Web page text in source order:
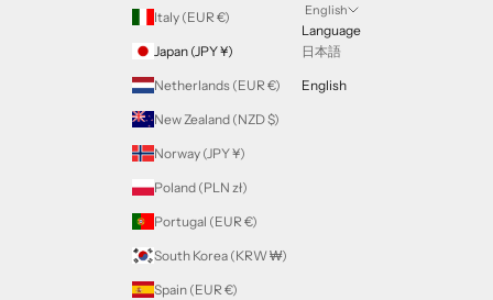
Italy (EUR €)
Japan (JPY ¥)
Netherlands (EUR €)
New Zealand (NZD $)
Norway (JPY ¥)
Poland (PLN zł)
Portugal (EUR €)
South Korea (KRW ₩)
Spain (EUR €)
English
Language
日本語
English